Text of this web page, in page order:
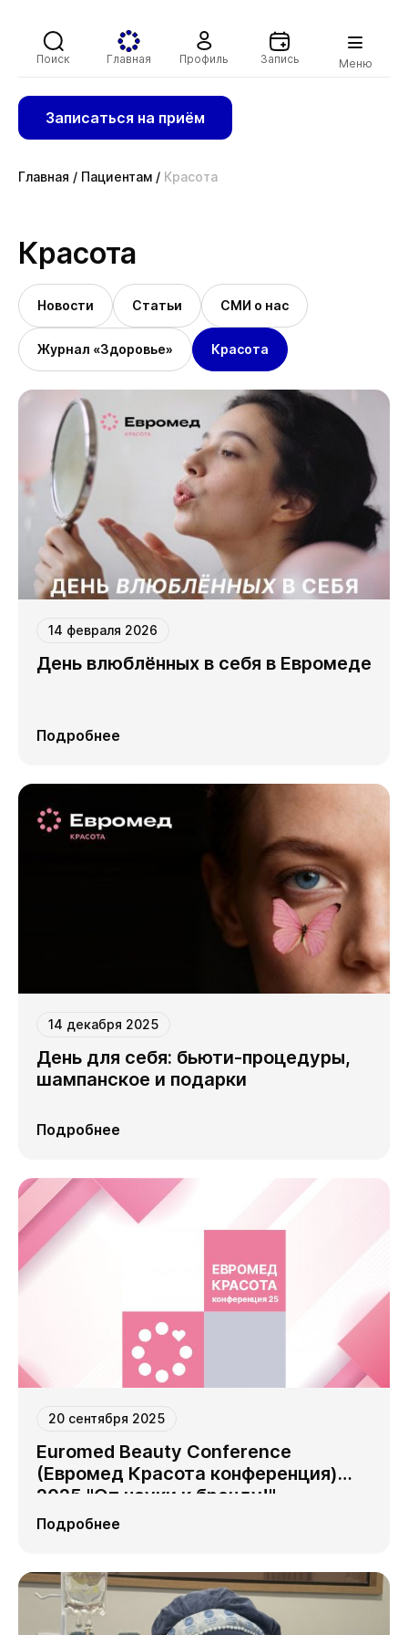
Поиск Главная Профиль Запись Меню
Записаться на приём
Главная / Пациентам / Красота
Красота
Новости Статьи СМИ о нас
Журнал «Здоровье» Красота
14 февраля 2026
День влюблённых в себя в Евромеде
Подробнее
14 декабря 2025
День для себя: бьюти‑процедуры,
шампанское и подарки
Подробнее
20 сентября 2025
Euromed Beauty Conference
(Евромед Красота конференция)
2025 "От науки к бренду!"
Подробнее